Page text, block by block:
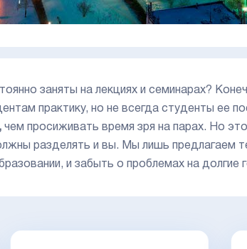
заняты на лекциях и семинарах?
практику, но не всегда студенты ее
чем просиживать время зря на парах. Но
разделять и вы. Мы лишь предлагаем
и забыть о проблемах на долгие